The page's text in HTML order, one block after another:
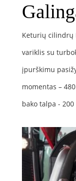
Keturių cilindrų
variklis su
įpurškimu
momentas –
bako talpa -